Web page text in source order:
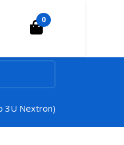
Корзина
0
3U Nextron)